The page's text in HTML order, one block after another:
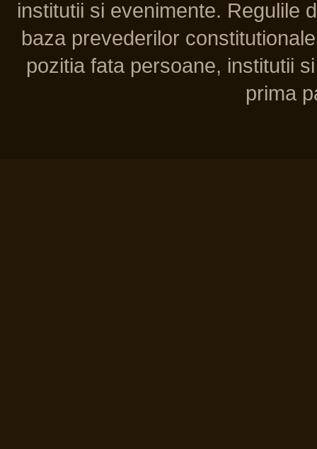
institutii si evenimente. Regulile
baza prevederilor
pozitia fata persoane, institutii
prima